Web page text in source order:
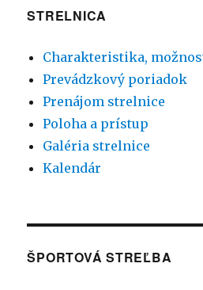
STRELNICA
Charakteristika,
Prevádzkový poriadok
Prenájom strelnice
Poloha a prístup
Galéria strelnice
Kalendár
ŠPORTOVÁ STREĽBA